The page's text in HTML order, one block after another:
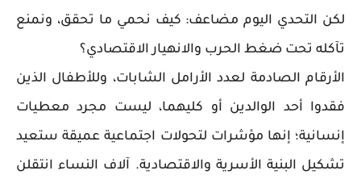
لكن التحدي اليوم مضاعف: كيف نحمي ما تحقق، ونمنع
تآكله تحت ضغط الحرب والانهيار الاقتصادي؟
الأرقام الصادمة لعدد الأرامل الشابات، وللأطفال الذين
فقدوا أحد الوالدين أو كليهما، ليست مجرد معطيات
إنسانية؛ إنها مؤشرات لتحولات اجتماعية عميقة ستعيد
تشكيل البنية الأسرية والاقتصادية. آلاف النساء انتقلن